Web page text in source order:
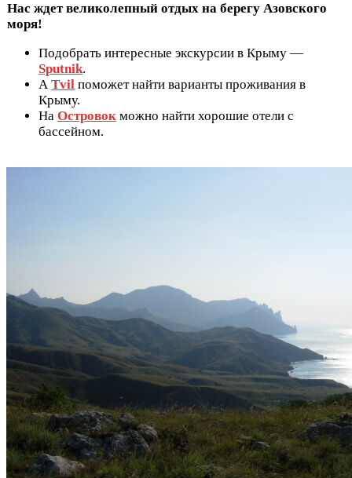
Нас ждет великолепный отдых на берегу Азовского
моря!
Подобрать интересные экскурсии в Крыму —
Sputnik.
А Tvil поможет найти варианты проживания в
Крыму.
На Островок можно найти хорошие отели с
бассейном.